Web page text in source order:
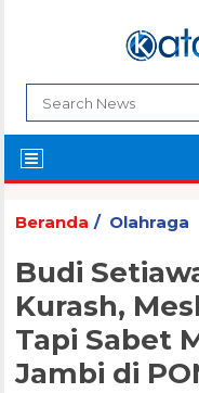
Beranda Olahraga
Budi
Kurash,
Tapi Sabet
Jambi di